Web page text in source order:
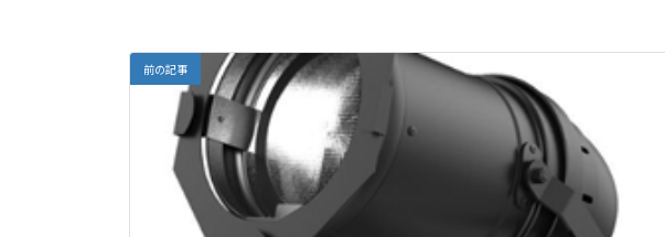
前の記事